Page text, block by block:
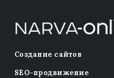
Создание сайтов
SEO-продвижение